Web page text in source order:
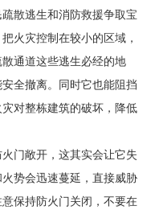
散逃生和消防救援争取宝
火灾控制在较小的区域，
通道这些逃生必经的地
全撤离。同时它也能阻挡
对整栋建筑的破坏，降低
门敞开，这其实会让它失
势会迅速蔓延，直接威胁
保持防火门关闭，不要在